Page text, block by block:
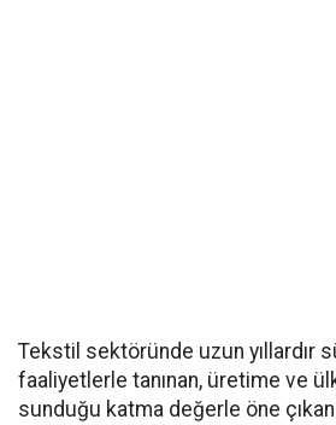
Tekstil sektöründe uzun yıllardır
faaliyetlerle tanınan, üretime ve
sunduğu katma değerle öne